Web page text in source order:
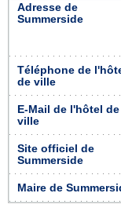
Adresse de
Summerside
Téléphone de
de ville
E-Mail de l'hôtel de
ville
Site officiel de
Summerside
Maire de